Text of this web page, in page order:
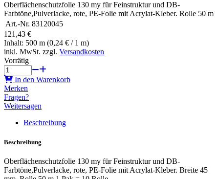
Oberflächenschutzfolie 130 my für Feinstruktur und DB-
Farbtöne,Pulverlacke, rote, PE-Folie mit Acrylat-Kleber. Rolle 50 m
Art.-Nr. 83120045
121,43 €
Inhalt: 500 m (0,24 € / 1 m)
inkl. MwSt. zzgl. Versandkosten
Vorrätig
In den Warenkorb
Merken
Fragen?
Weitersagen
Beschreibung
Beschreibung
Oberflächenschutzfolie 130 my für Feinstruktur und DB-
Farbtöne,Pulverlacke, rote, PE-Folie mit Acrylat-Kleber. Breite 45